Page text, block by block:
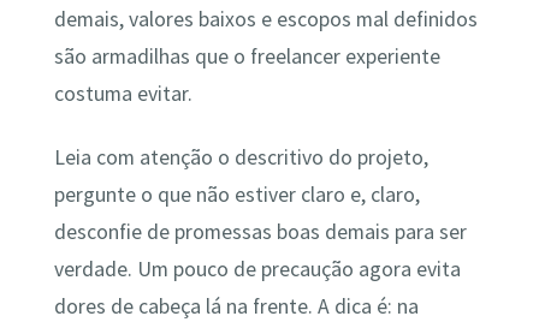
demais, valores baixos e escopos mal definidos
são armadilhas que o freelancer experiente
costuma evitar.
Leia com atenção o descritivo do projeto,
pergunte o que não estiver claro e, claro,
desconfie de promessas boas demais para ser
verdade. Um pouco de precaução agora evita
dores de cabeça lá na frente. A dica é: na